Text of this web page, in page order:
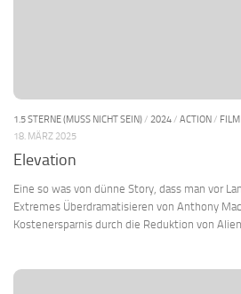
1.5 STERNE (MUSS NICHT SEIN)/ 2024/ ACTION/ FILM
18. MÄRZ 2025
Elevation
Eine so was von dünne Story, dass man vor
Extremes Überdramatisieren von Anthony
Kostenersparnis durch die Reduktion von